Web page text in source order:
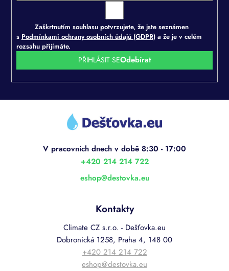
Zaškrtnutím souhlasu potvrzujete, že jste seznámen
s Podmínkami ochrany osobních údajů (GDPR)a že je v celém
rozsahu přijímáte.
PŘIHLÁSIT SE
Z
eshop@destovka.eu
+420 214 214 722
Kontakty
Climate CZ s.r.o. - Dešťovka.eu
Dobronická 1258, Praha 4, 148 00
+420 214 214 722
eshop@destovka.eu